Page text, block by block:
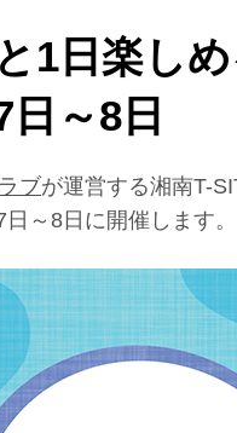
1日楽し
～8日
ブが運営する湘南T-
～8日に開催します。